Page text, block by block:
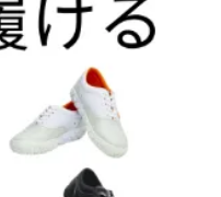
・雑誌出版
ャレンジ